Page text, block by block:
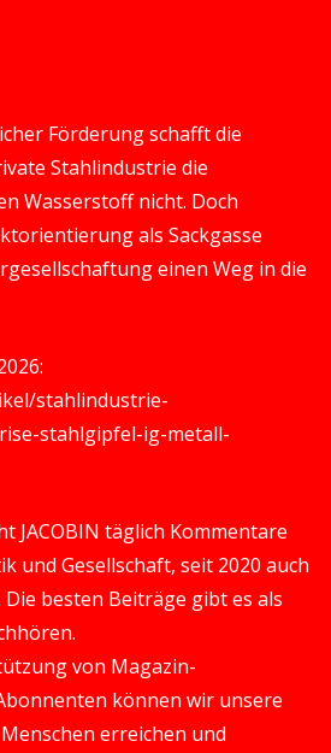
Förderung schafft die
Stahlindustrie die
Wasserstoff nicht. Doch
als Sackgasse
einen Weg in die
stahlindustrie-
stahlgipfel-ig-metall-
JACOBIN täglich Kommentare
und Gesellschaft, seit 2020 auch
Die besten Beiträge gibt es als
von Magazin-
können wir unsere
erreichen und